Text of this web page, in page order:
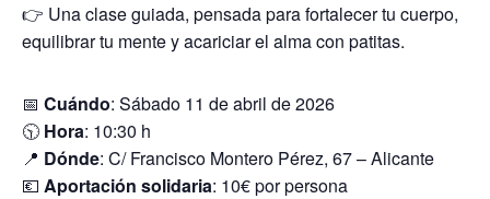
👉 Una clase guiada, pensada para fortalecer tu cuerpo,
equilibrar tu mente y acariciar el alma con patitas.
📅 Cuándo: Sábado 11 de abril de 2026
🕥 Hora: 10:30 h
📍 Dónde: C/ Francisco Montero Pérez, 67 – Alicante
💶 Aportación solidaria: 10€ por persona